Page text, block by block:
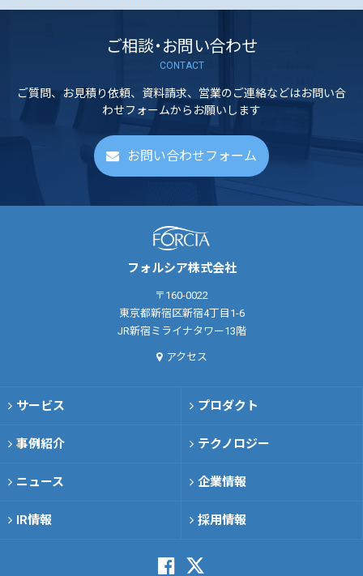
ご相談・お問い合わせ
CONTACT
ご質問、お見積り依頼、資料請求、営業のご連絡などはお問い合
わせフォームからお願いします
お問い合わせフォーム
フォルシア株式会社
〒160-0022
東京都新宿区新宿4丁目1-6
JR新宿ミライナタワー13階
アクセス
サービス プロダクト
事例紹介 テクノロジー
ニュース 企業情報
IR情報 採用情報